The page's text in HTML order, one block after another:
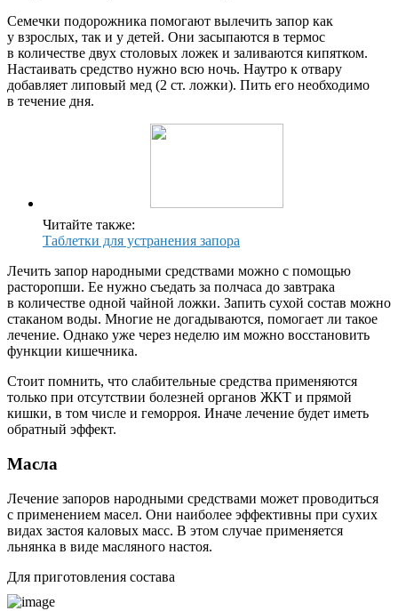
Семечки подорожника помогают вылечить запор как
у взрослых, так и у детей. Они засыпаются в термос
в количестве двух столовых ложек и заливаются кипятком.
Настаивать средство нужно всю ночь. Наутро к отвару
добавляет липовый мед (2 ст. ложки). Пить его необходимо
в течение дня.
Читайте также:
Таблетки для устранения запора
Лечить запор народными средствами можно с помощью
расторопши. Ее нужно съедать за полчаса до завтрака
в количестве одной чайной ложки. Запить сухой состав можно
стаканом воды. Многие не догадываются, помогает ли такое
лечение. Однако уже через неделю им можно восстановить
функции кишечника.
Стоит помнить, что слабительные средства применяются
только при отсутствии болезней органов ЖКТ и прямой
кишки, в том числе и геморроя. Иначе лечение будет иметь
обратный эффект.
Масла
Лечение запоров народными средствами может проводиться
с применением масел. Они наиболее эффективны при сухих
видах застоя каловых масс. В этом случае применяется
льнянка в виде масляного настоя.
Для приготовления состава